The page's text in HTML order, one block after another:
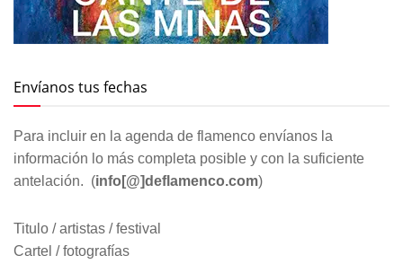
Envíanos tus fechas
Para incluir en la agenda de flamenco envíanos la
información lo más completa posible y con la suficiente
antelación. (info[@]deflamenco.com)
Titulo / artistas / festival
Cartel / fotografías